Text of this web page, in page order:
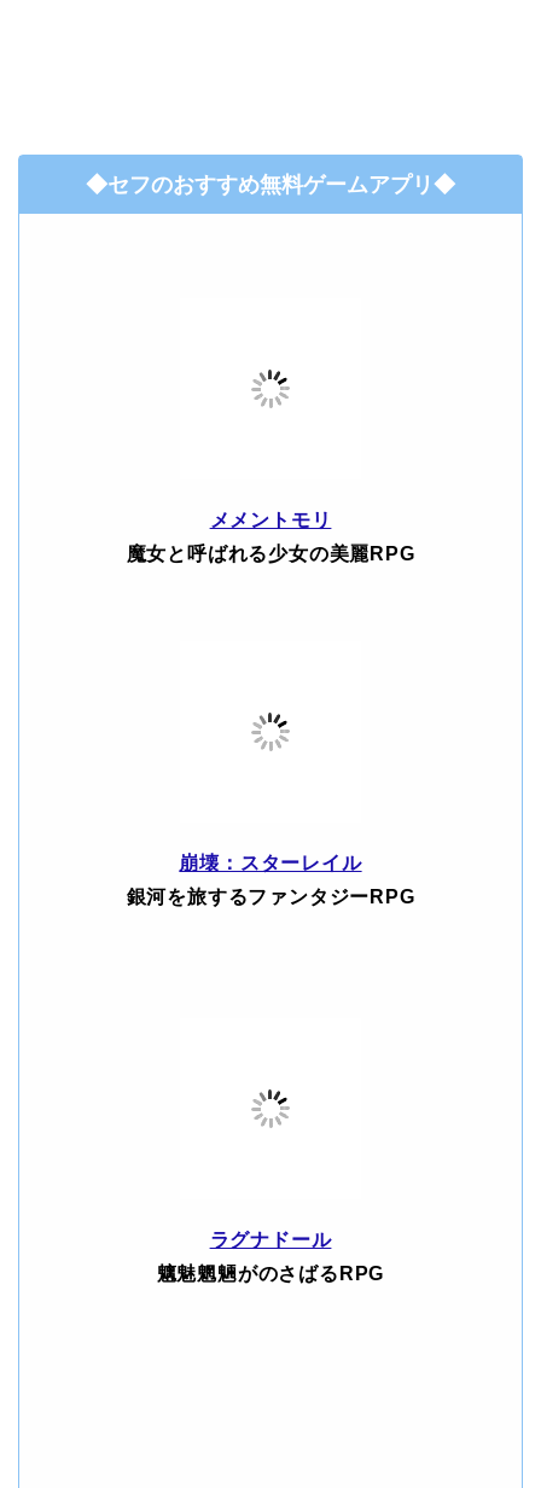
◆セフのおすすめ無料ゲームアプリ◆
メメントモリ
魔女と呼ばれる少女の美麗RPG
崩壊：スターレイル
銀河を旅するファンタジーRPG
ラグナドール
魑魅魍魎がのさばるRPG